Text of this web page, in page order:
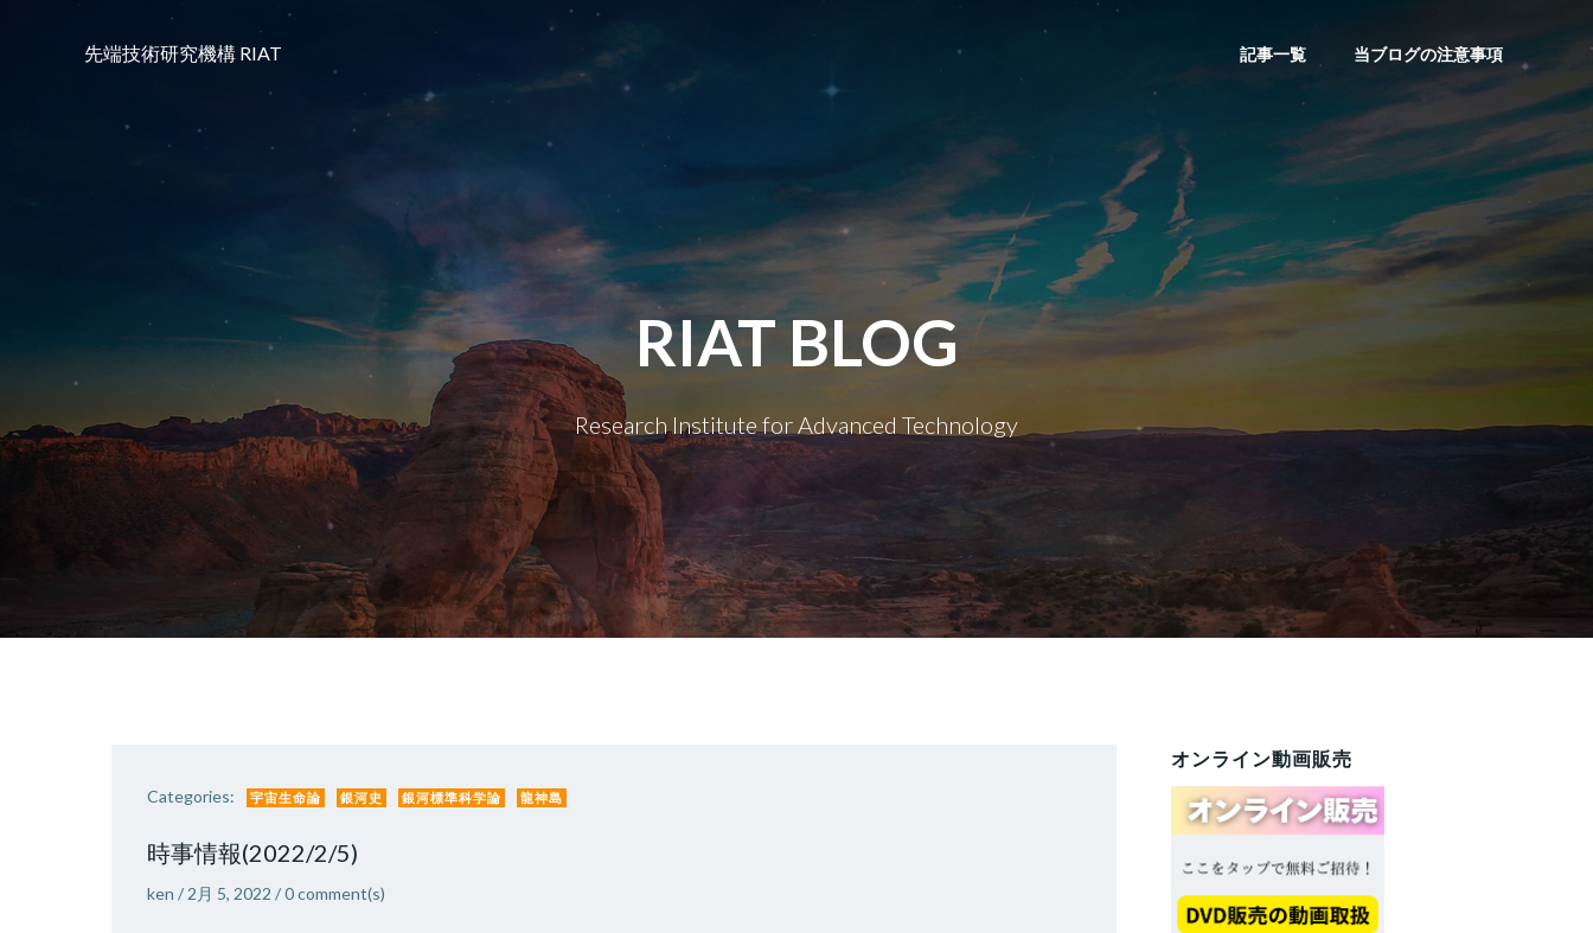
先端技術研究機構 RIAT 記事一覧 当ブログの注意事項
RIAT BLOG
Research Institute for Advanced Technology
Categories: 宇宙生命論 銀河史 銀河標準科学論 龍神島
時事情報(2022/2/5)
ken / 2月 5, 2022 /0comment(s)
オンライン動画販売